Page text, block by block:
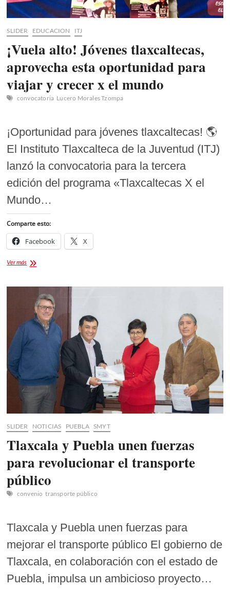
SLIDER EDUCACION ITJ
¡Vuela alto! Jóvenes tlaxcaltecas,
aprovecha esta oportunidad para
viajar y crecer x el mundo
convocatoria Lucero Morales Tzompa
¡Oportunidad para jóvenes tlaxcaltecas! 🌎
El Instituto Tlaxcalteca de la Juventud (ITJ)
lanzó la convocatoria para la tercera
edición del programa «Tlaxcaltecas X el
Mundo…
Comparte esto:
Facebook X
Ver más¡Vuela
tlaxcaltecas,
aprovecha
esta
oportunidad
para
viajar
y
mundo
SLIDER NOTICIAS PUEBLA SMYT
Tlaxcala y Puebla unen fuerzas
para revolucionar el transporte
público
convenio transporte público
Tlaxcala y Puebla unen fuerzas para
mejorar el transporte público El gobierno de
Tlaxcala, en colaboración con el estado de
Puebla, impulsa un ambicioso proyecto…